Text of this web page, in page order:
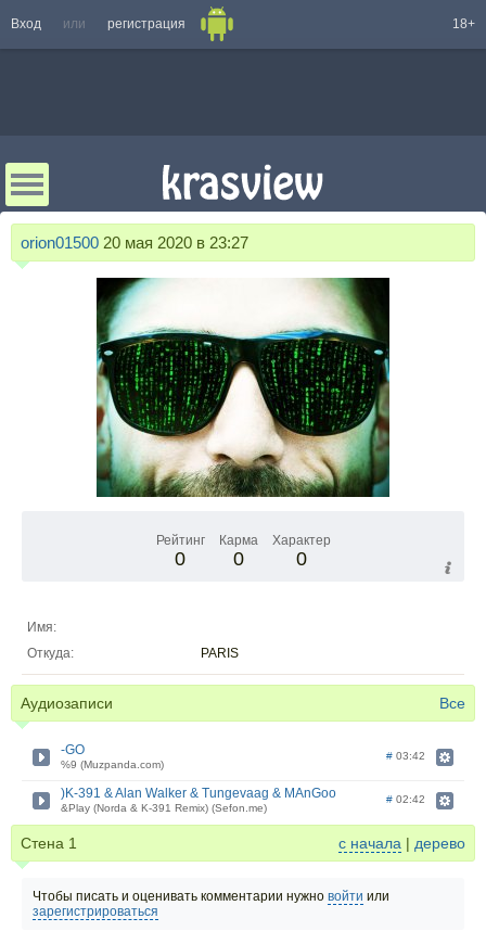
Вход или регистрация 18+
orion01500 20 мая 2020 в 23:27
Рейтинг
0
Карма
0
Характер
0
Имя:
Откуда:
PARIS
Аудиозаписи Все
-GO
%9 (Muzpanda.com)
# 03:42
)K-391 & Alan Walker & Tungevaag & MAnGoo
&Play (Norda & K-391 Remix) (Sefon.me)
# 02:42
Стена 1 с начала | дерево
Чтобы писать и оценивать комментарии нужно войти или
зарегистрироваться